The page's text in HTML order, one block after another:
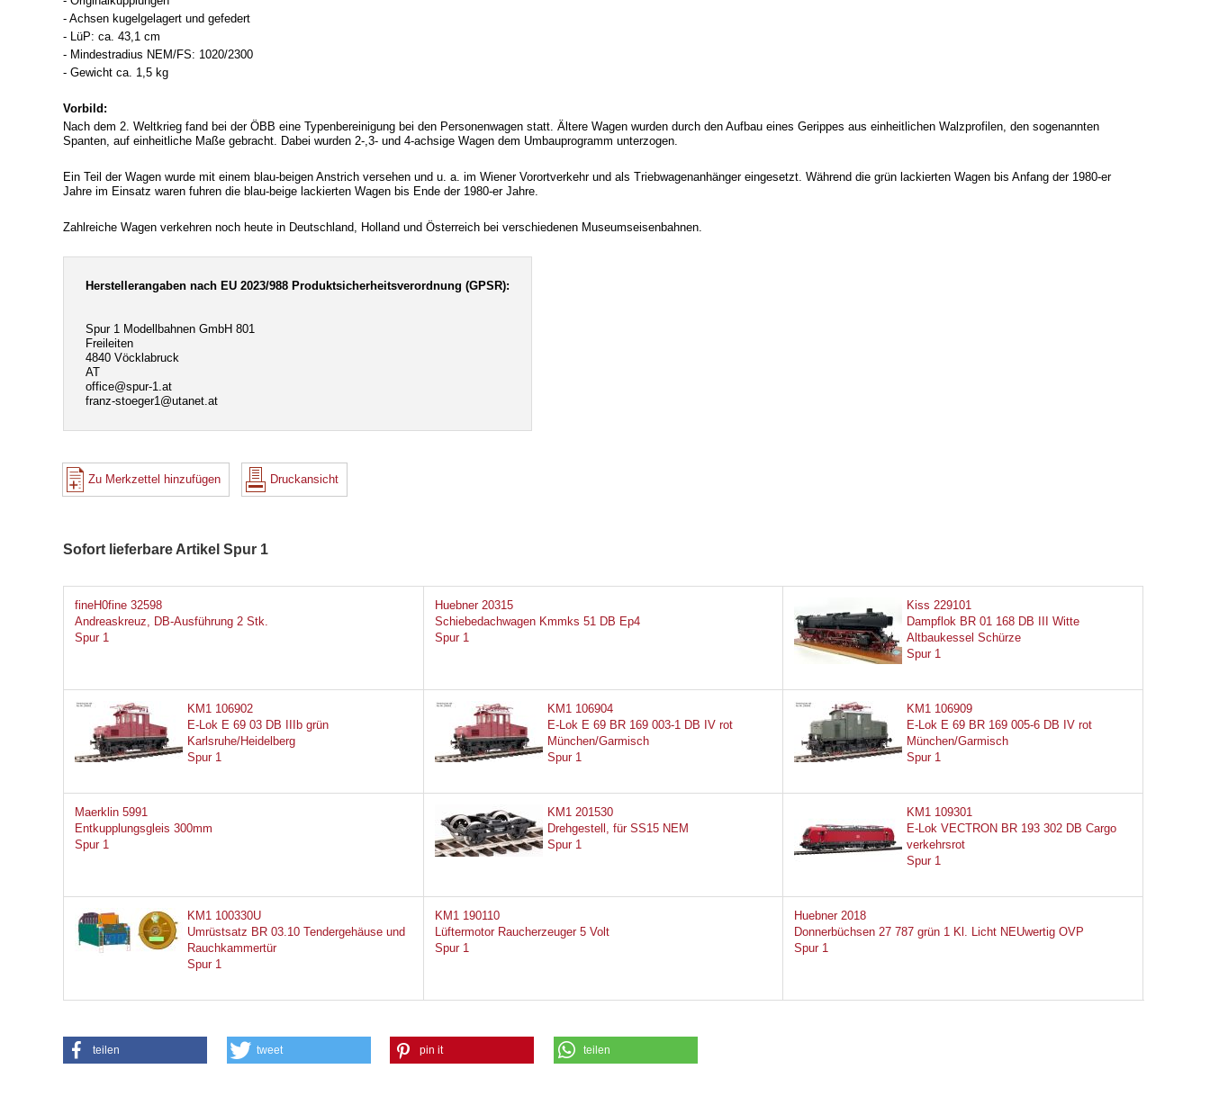
- Achsen kugelgelagert und gefedert
- LüP: ca. 43,1 cm
- Mindestradius NEM/FS: 1020/2300
- Gewicht ca. 1,5 kg
Vorbild:
Nach dem 2. Weltkrieg fand bei der ÖBB eine Typenbereinigung bei den Personenwagen statt. Ältere Wagen wurden durch den Aufbau eines Gerippes aus einheitlichen Walzprofilen, den sogenannten
Spanten, auf einheitliche Maße gebracht. Dabei wurden 2-,3- und 4-achsige Wagen dem Umbauprogramm unterzogen.
Ein Teil der Wagen wurde mit einem blau-beigen Anstrich versehen und u. a. im Wiener Vorortverkehr und als Triebwagenanhänger eingesetzt. Während die grün lackierten Wagen bis Anfang der 1980-er
Jahre im Einsatz waren fuhren die blau-beige lackierten Wagen bis Ende der 1980-er Jahre.
Zahlreiche Wagen verkehren noch heute in Deutschland, Holland und Österreich bei verschiedenen Museumseisenbahnen.
Herstellerangaben nach EU 2023/988 Produktsicherheitsverordnung (GPSR):
Spur 1 Modellbahnen GmbH 801
Freileiten
4840 Vöcklabruck
AT
office@spur-1.at
franz-stoeger1@utanet.at
Zu Merkzettel hinzufügen Druckansicht
Sofort lieferbare Artikel Spur 1
fineH0fine 32598
Andreaskreuz, DB-Ausführung 2 Stk.
Spur 1
Huebner 20315
Schiebedachwagen Kmmks 51 DB Ep4
Spur 1
Kiss 229101
Dampflok BR 01 168 DB III Witte
Altbaukessel Schürze
Spur 1
KM1 106902
E-Lok E 69 03 DB IIIb grün
Karlsruhe/Heidelberg
Spur 1
KM1 106904
E-Lok E 69 BR 169 003-1 DB IV rot
München/Garmisch
Spur 1
KM1 106909
E-Lok E 69 BR 169 005-6 DB IV rot
München/Garmisch
Spur 1
Maerklin 5991
Entkupplungsgleis 300mm
Spur 1
KM1 201530
Drehgestell, für SS15 NEM
Spur 1
KM1 109301
E-Lok VECTRON BR 193 302 DB Cargo
verkehrsrot
Spur 1
KM1 100330U
Umrüstsatz BR 03.10 Tendergehäuse und
Rauchkammertür
Spur 1
KM1 190110
Lüftermotor Raucherzeuger 5 Volt
Spur 1
Huebner 2018
Donnerbüchsen 27 787 grün 1 Kl. Licht NEUwertig OVP
Spur 1
teilen tweet pin it teilen